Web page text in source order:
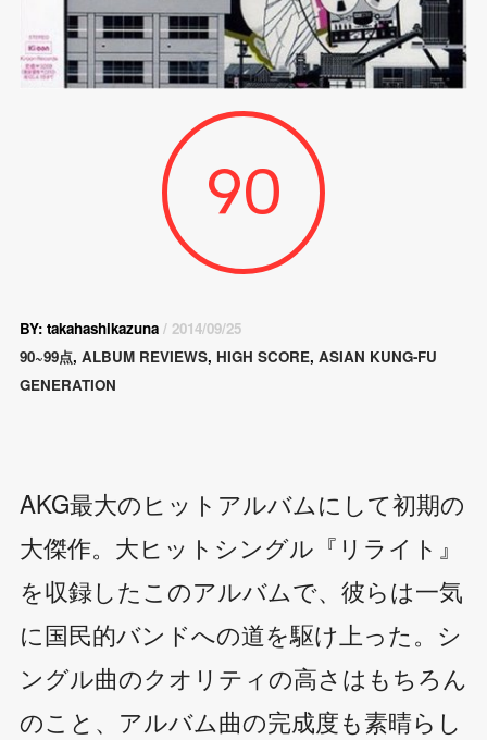
90
BY: takahashikazuna/ 2014/09/25
90~99点, ALBUM REVIEWS, HIGH SCORE, ASIAN KUNG-FU
GENERATION
AKG最大のヒットアルバムにして初期の
大傑作。大ヒットシングル『リライト』
を収録したこのアルバムで、彼らは一気
に国民的バンドへの道を駆け上った。シ
ングル曲のクオリティの高さはもちろん
のこと、アルバム曲の完成度も素晴らし